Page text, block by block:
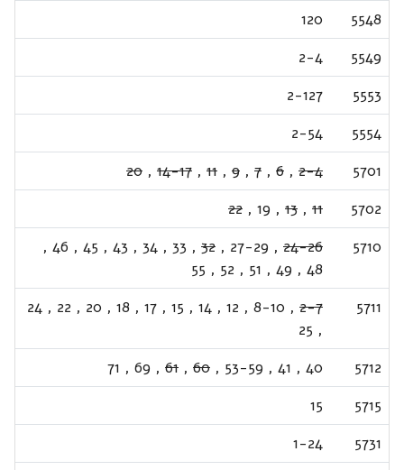
5548
120
5549
2-4
5553
2-127
5554
2-54
5701
2-4
,
6
,
7
,
9
,
11
,
14-17
,
20
5702
11
,
13
,
19
,
22
5710
24-26
,
27-29
,
32
,
33
,
34
,
43
,
45
,
46
,
48
,
49
,
51
,
52
,
55
5711
2-7
,
8-10
,
12
,
14
,
15
,
17
,
18
,
20
,
22
,
24
,
25
5712
40
,
41
,
53-59
,
60
,
61
,
69
,
71
5715
15
5731
1-24